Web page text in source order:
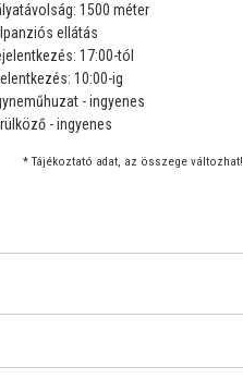
1500 méter
ellátás
17:00-tól
10:00-ig
- ingyenes
- ingyenes
* Tájékoztató adat, az összege változhat!